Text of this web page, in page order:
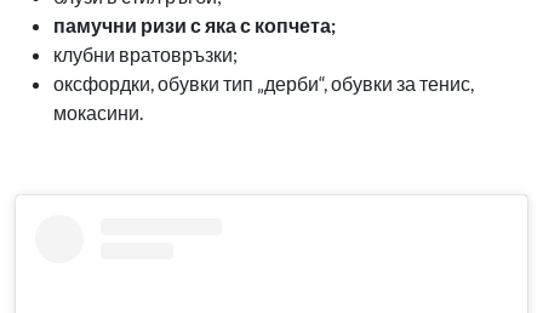
памучни ризи с яка с копчета;
клубни вратовръзки;
оксфордки, обувки тип „дерби“, обувки за тенис,
мокасини.